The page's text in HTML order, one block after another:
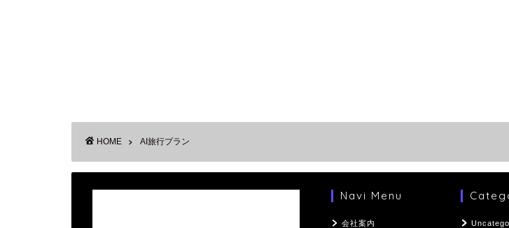
HOME AI旅行プラン
Navi Menu
会社案内